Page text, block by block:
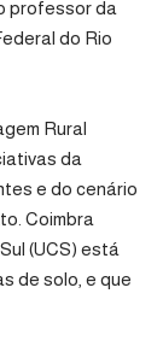
professor da
do Rio
Rural
da
e do cenário
Coimbra
(UCS) está
de solo, e que